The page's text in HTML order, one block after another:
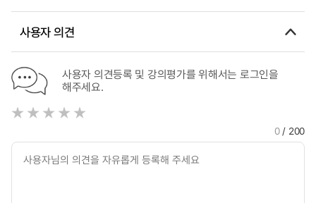
사용자 의견
사용자 의견등록 및 강의평가를 위해서는 로그인을
해주세요.
0/ 200